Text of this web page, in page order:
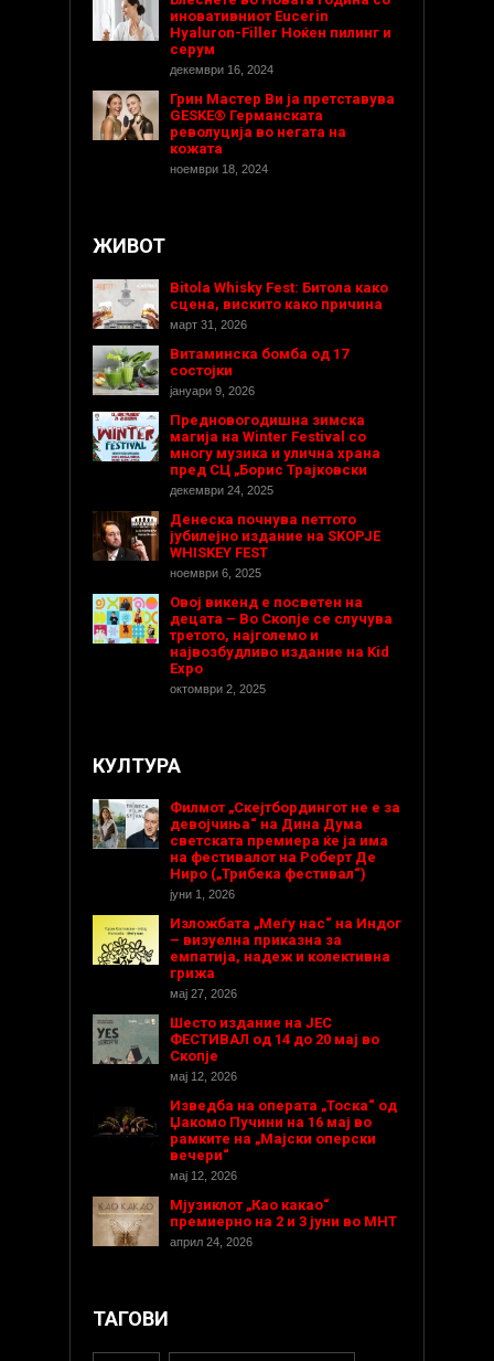
иновативниот Eucerin
Hyaluron-Filler Ноќен пилинг и
серум
декември 16, 2024
Грин Мастер Ви ја претставува
GESKE® Германската
револуција во негата на
кожата
ноември 18, 2024
ЖИВОТ
Bitola Whisky Fest: Битола како
сцена, вискито како причина
март 31, 2026
Витаминска бомба од 17
состојки
јануари 9, 2026
Предновогодишнa зимска
магија на Winter Festival со
многу музика и улична храна
пред СЦ „Борис Трајковски
декември 24, 2025
Денеска почнува петтото
јубилејно издание на SKOPJE
WHISKEY FEST
ноември 6, 2025
Овој викенд е посветен на
децата – Во Скопје се случува
третото, најголемо и
највозбудливо издание на Kid
Expo
октомври 2, 2025
КУЛТУРА
Филмот „Скејтбордингот не е за
девојчиња“ на Дина Дума
светската премиера ќе ја има
на фестивалот на Роберт Де
Ниро („Трибека фестивал“)
јуни 1, 2026
Изложбата „Меѓу нас“ на Индог
– визуелна приказна за
емпатија, надеж и колективна
грижа
мај 27, 2026
Шесто издание на ЈЕС
ФЕСТИВАЛ од 14 до 20 мај во
Скопје
мај 12, 2026
Изведба на операта „Тоска“ од
Џакомо Пучини на 16 мај во
рамките на „Мајски оперски
вечери“
мај 12, 2026
Мјузиклот „Као какао“
премиерно на 2 и 3 јуни во МНТ
април 24, 2026
ТАГОВИ